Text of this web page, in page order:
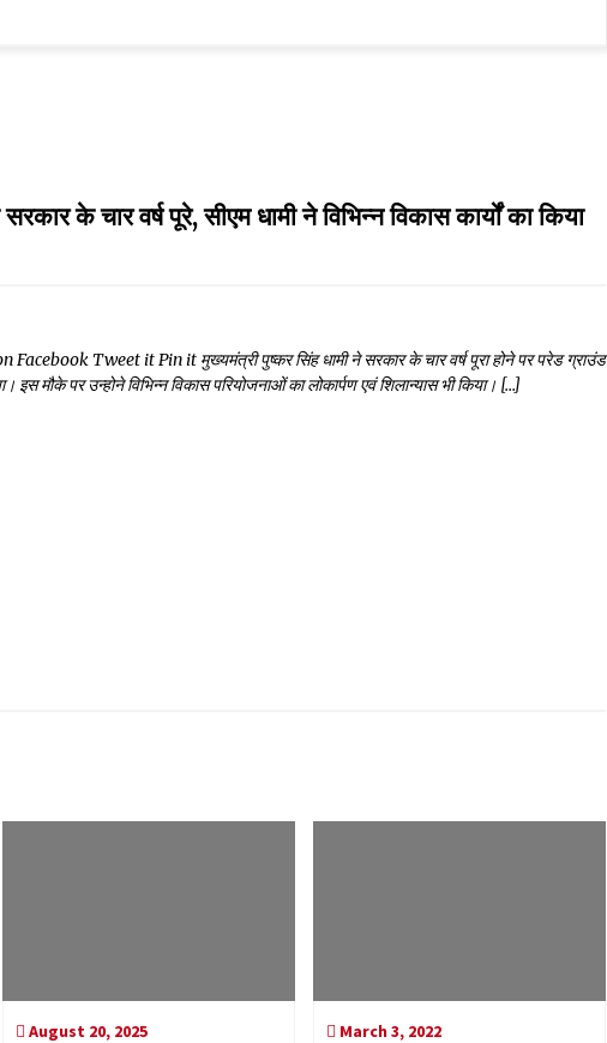
के चार वर्ष पूरे, सीएम धामी ने विभिन्न विकास कार्यों का किया
Tweet it Pin it मुख्यमंत्री पुष्कर सिंह धामी ने सरकार के चार वर्ष पूरा होने पर परेड ग्राउंड
मौके पर उन्होने विभिन्न विकास परियोजनाओं का लोकार्पण एवं शिलान्यास भी किया। […]
August 20, 2025 March 3, 2022